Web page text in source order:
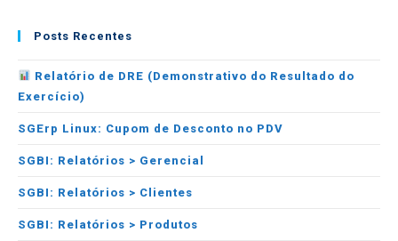
Posts Recentes
Relatório de DRE (Demonstrativo do Resultado do
Exercício)
SGErp Linux: Cupom de Desconto no PDV
SGBI: Relatórios > Gerencial
SGBI: Relatórios > Clientes
SGBI: Relatórios > Produtos